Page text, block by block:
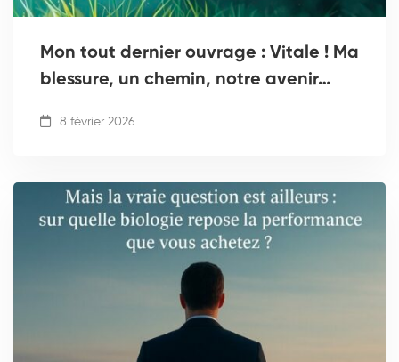
Mon tout dernier ouvrage : Vitale ! Ma
blessure, un chemin, notre avenir…
8 février 2026